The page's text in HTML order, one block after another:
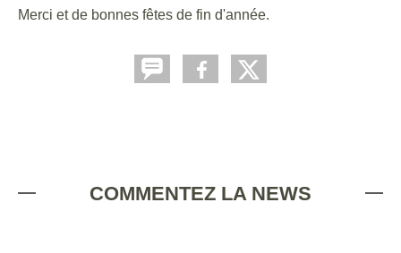
Merci et de bonnes fêtes de fin d'année.
COMMENTEZ LA NEWS